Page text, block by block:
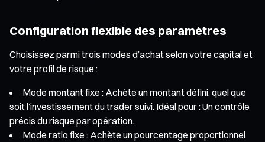
Configuration flexible des paramètres
Choisissez parmi trois modes d’achat selon votre capital et
votre profil de risque :
Mode montant fixe : Achète un montant défini, quel que
soit l’investissement du trader suivi. Idéal pour : Un contrôle
précis du risque par opération.
Mode ratio fixe : Achète un pourcentage proportionnel